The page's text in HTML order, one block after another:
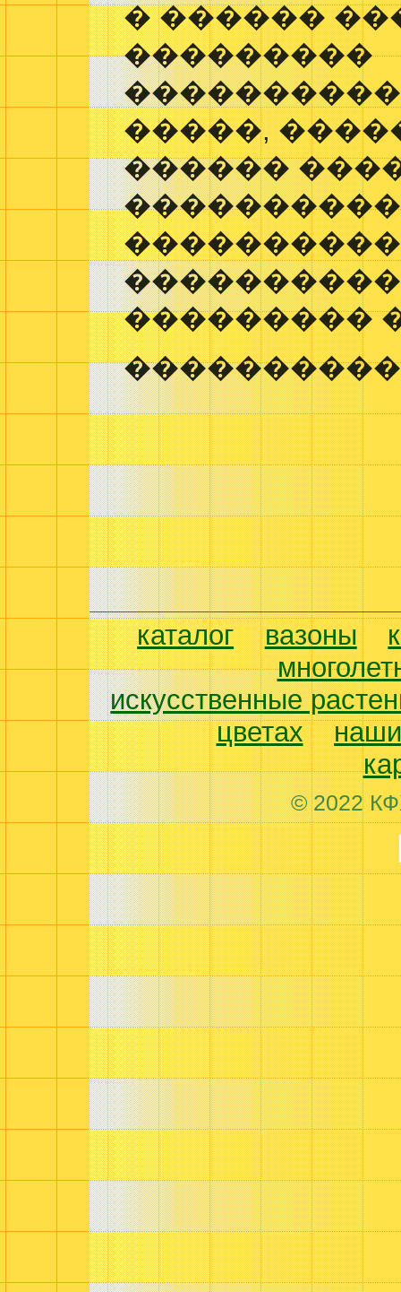
� ������
���������
�����,
������
���������
каталог вазоны
искусственные
цветах
© 2022